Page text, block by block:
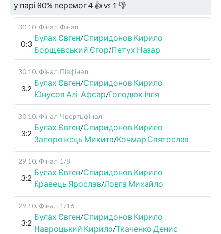
у парі 80% перемог4 👍 vs 1 👎
30.10. Фінал Фінал
0:3
Булах Євген/Спиридонов Кирило
Борщевський Єгор/Петух Назар
30.10. Фінал Півфінал
3:2
Булах Євген/Спиридонов Кирило
Юнусов Алі-Афсар/Голодюк Ілля
30.10. Фінал Чвертьфінал
3:2
Булах Євген/Спиридонов Кирило
Запорожець Микита/Кочмар Святослав
29.10. Фінал 1/8
3:2
Булах Євген/Спиридонов Кирило
Кравець Ярослав/Ловга Михайло
29.10. Фінал 1/16
3:2
Булах Євген/Спиридонов Кирило
Навроцький Кирило/Ткаченко Денис